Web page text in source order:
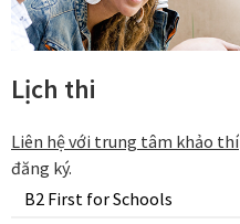
B2 First for Schools
Lịch thi
Liên hệ với trung tâm khảo thí
đăng ký.